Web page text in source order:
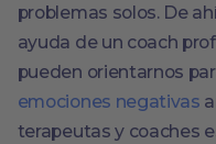
problemas solos. De
ayuda de un coach
pueden orientarnos
emociones negativas
terapeutas y coaches